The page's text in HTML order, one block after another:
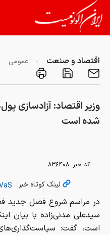
اقتصاد و صنعت عمومی
وزیر اقتصاد: آزادسازی
شده است
کد خبر: ۸۳۶۴۰۸
لینک کوتاه خبر:
در مراسم شروع فصل جدید
سیدعلی مدنی‌زاده با بیان
است، گفت: